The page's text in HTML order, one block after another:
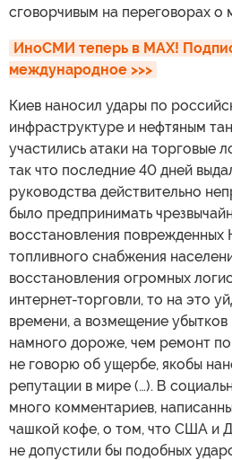
сговорчивым на переговорах о
ИноСМИ теперь в MAX!
международное >>>
Киев наносил удары по
инфраструктуре и нефтяным
участились атаки на торговые
так что последние 40 дней
руководства действительно
было предпринимать
восстановления
топливного снабжения
восстановления огромных
интернет-торговли, то на это
времени, а возмещение
намного дороже, чем ремонт
не говорю об ущербе, якобы
репутации в мире (…). В
много комментариев,
чашкой кофе, о том, что США и
не допустили бы подобных